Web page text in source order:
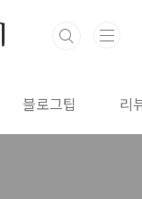
블로그팁 리